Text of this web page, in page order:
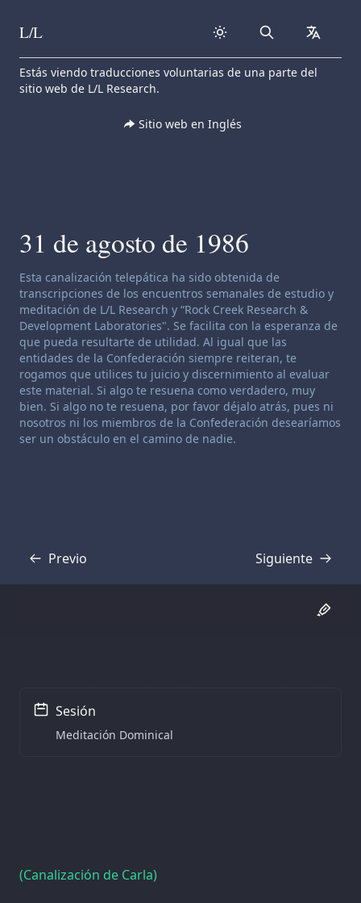
Skip to content
L/L Search
Estás viendo traducciones voluntarias de una parte del
sitio web de L/L Research.
Sitio web en Inglés
31 de agosto de 1986
Descargo de responsabilidad de canalización:
Esta canalización telepática ha sido obtenida de
transcripciones de los encuentros semanales de estudio y
meditación de L/L Research y “Rock Creek Research &
Development Laboratories". Se facilita con la esperanza de
que pueda resultarte de utilidad. Al igual que las
entidades de la Confederación siempre reiteran, te
rogamos que utilices tu juicio y discernimiento al evaluar
este material. Si algo te resuena como verdadero, muy
bien. Si algo no te resuena, por favor déjalo atrás, pues ni
nosotros ni los miembros de la Confederación desearíamos
ser un obstáculo en el camino de nadie.
Previo
Transcripción Siguiente
Transcripción
(Canalización de Carla)
Sesión
Meditación Dominical